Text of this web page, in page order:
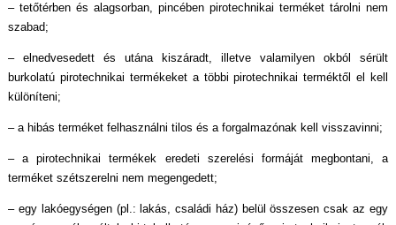
– tetőtérben és alagsorban, pincében pirotechnikai terméket tárolni nem
szabad;
– elnedvesedett és utána kiszáradt, illetve valamilyen okból sérült
burkolatú pirotechnikai termékeket a többi pirotechnikai terméktől el kell
különíteni;
– a hibás terméket felhasználni tilos és a forgalmazónak kell visszavinni;
– a pirotechnikai termékek eredeti szerelési formáját megbontani, a
terméket szétszerelni nem megengedett;
– egy lakóegységen (pl.: lakás, családi ház) belül összesen csak az egy